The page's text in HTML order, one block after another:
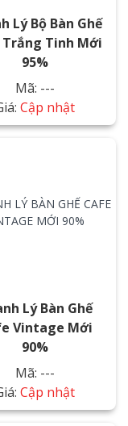
Lý Bộ Bàn Ghế
Tinh Mới
95%
Mã: ---
Cập nhật
Lý Bàn Ghế
Vintage Mới
90%
Mã: ---
Cập nhật